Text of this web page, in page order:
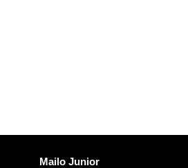
Mailoを発見する
Mailo Junior